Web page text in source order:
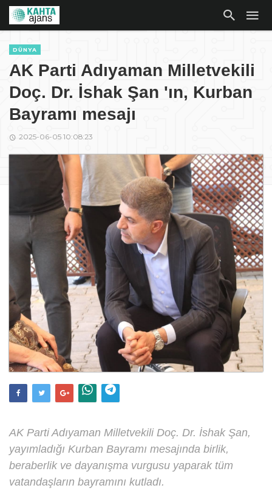
DÜNYA
AK Parti Adıyaman Milletvekili
Doç. Dr. İshak Şan 'ın, Kurban
Bayramı mesajı
2025-06-05 10:08:23
AK Parti Adıyaman Milletvekili Doç. Dr. İshak Şan,
yayımladığı Kurban Bayramı mesajında birlik,
beraberlik ve dayanışma vurgusu yaparak tüm
vatandaşların bayramını kutladı.